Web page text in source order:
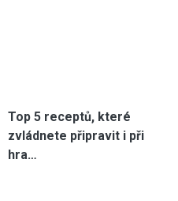
Top 5 receptů, které
zvládnete připravit i při
hra…